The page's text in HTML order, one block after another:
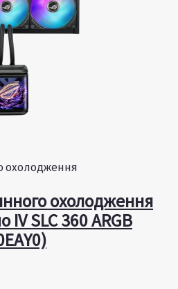
охолодження
охолодження
IV SLC 360 ARGB